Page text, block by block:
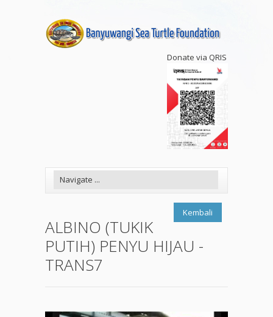
Donate via QRIS
Kembali
ALBINO (TUKIK
PUTIH) PENYU HIJAU -
TRANS7